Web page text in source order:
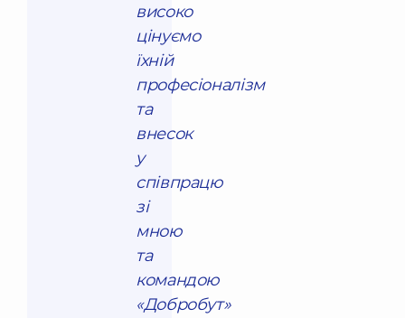
високо
цінуємо
їхній
професіоналізм
та
внесок
у
співпрацю
зі
мною
та
командою
«Добробут»